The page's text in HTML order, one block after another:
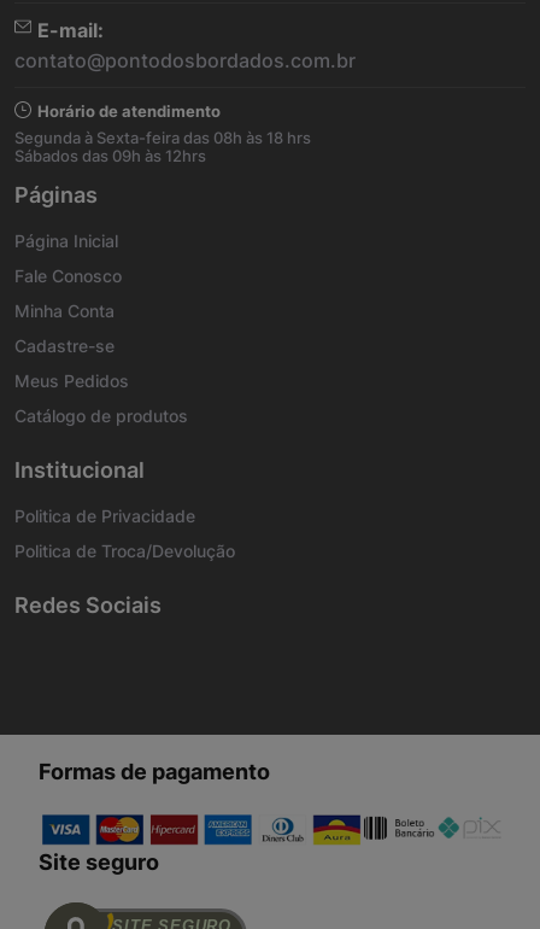
E-mail:
contato@pontodosbordados.com.br
Horário de atendimento
Segunda à Sexta-feira das 08h às 18 hrs
Sábados das 09h às 12hrs
Páginas
Página Inicial
Fale Conosco
Minha Conta
Cadastre-se
Meus Pedidos
Catálogo de produtos
Institucional
Politica de Privacidade
Politica de Troca/Devolução
Redes Sociais
Formas de pagamento
Site seguro